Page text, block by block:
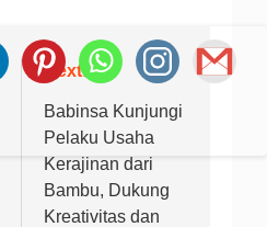
Next:
Babinsa Kunjungi
Pelaku Usaha
Kerajinan dari
Bambu, Dukung
Kreativitas dan